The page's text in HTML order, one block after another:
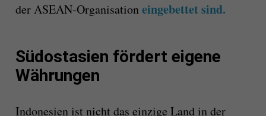
der ASEAN-Organisationeingebettet sind.
Südostasien fördert eigene
Währungen
Indonesien ist nicht das einzige Land in der